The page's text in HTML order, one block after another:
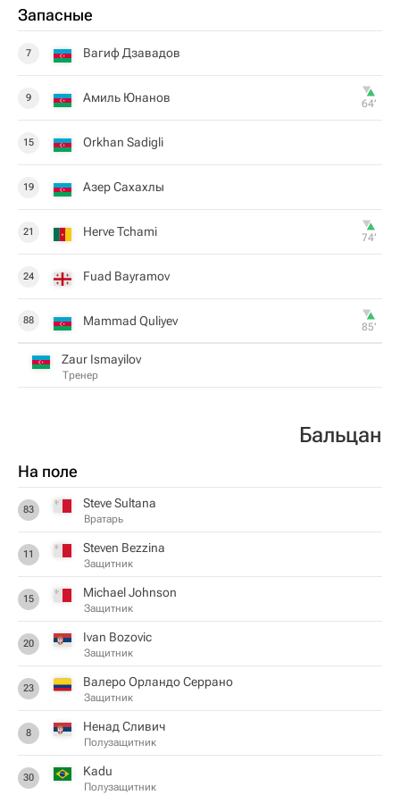
Запасные
7 Вагиф Дзавадов
9 Амиль Юнанов 64‎’‎
15 Orkhan Sadigli
19 Азер Сахахлы
21 Herve Tchami 74‎’‎
24 Fuad Bayramov
88 Mammad Quliyev 85‎’‎
Zaur Ismayilov
Тренер
Бальцан
На поле
83 Steve Sultana
Вратарь
11 Steven Bezzina
Защитник
15 Michael Johnson
Защитник
20 Ivan Bozovic
Защитник
23 Валеро Орландо Серрано
Защитник
8 Ненад Сливич
Полузащитник
30 Kadu
Полузащитник